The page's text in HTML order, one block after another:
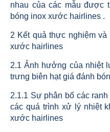
nhau của các mẫu được
bóng inox xước hairlines .
2 Kết quả thực nghiệm
xước hairlines
2.1 Ảnh hưởng của nhiệt
trưng biên hạt giá đánh
2.1.1 Sự phân bố các
các quá trình xử lý nhiệt
xước hairlines